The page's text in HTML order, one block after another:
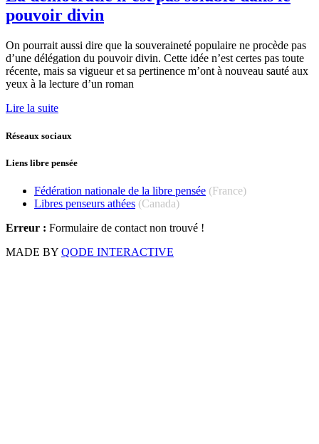
pouvoir divin
On pourrait aussi dire que la souveraineté populaire ne procède pas
d’une délégation du pouvoir divin. Cette idée n’est certes pas toute
récente, mais sa vigueur et sa pertinence m’ont à nouveau sauté aux
yeux à la lecture d’un roman
Lire la suite
Réseaux sociaux
Liens libre pensée
Fédération nationale de la libre pensée (France)
Libres penseurs athées (Canada)
Erreur : Formulaire de contact non trouvé !
MADE BY QODE INTERACTIVE